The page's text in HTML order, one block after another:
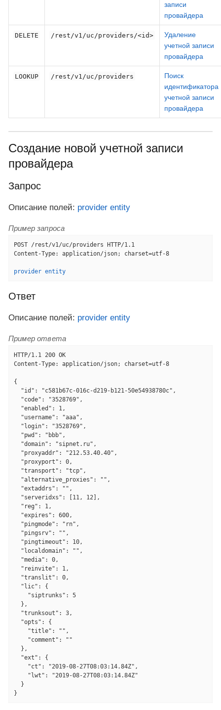
записи
провайдера
DELETE /rest/v1/uc/providers/<id>
Удаление
учетной записи
провайдера
LOOKUP /rest/v1/uc/providers
Поиск
идентификатора
учетной записи
провайдера
Создание новой учетной записи
провайдера
Запрос
Описание полей: provider entity
Пример запроса
POST /rest/v1/uc/providers HTTP/1.1
Content-Type: application/json; charset=utf-8
provider entity
Ответ
Описание полей: provider entity
Пример ответа
HTTP/1.1 200 OK
Content-Type: application/json; charset=utf-8
{
  "id": "c581b67c-016c-d219-b121-50e54938780c",
  "code": "3528769",
  "enabled": 1,
  "username": "aaa",
  "login": "3528769",
  "pwd": "bbb",
  "domain": "sipnet.ru",
  "proxyaddr": "212.53.40.40",
  "proxyport": 0,
  "transport": "tcp",
  "alternative_proxies": "",
  "extaddrs": "",
  "serveridxs": [11, 12],
  "reg": 1,
  "expires": 600,
  "pingmode": "rn",
  "pingsrv": "",
  "pingtimeout": 10,
  "localdomain": "",
  "media": 0,
  "reinvite": 1,
  "translit": 0,
  "lic": {
    "siptrunks": 5
  },
  "trunksout": 3,
  "opts": {
    "title": "",
    "comment": ""
  },
  "ext": {
    "ct": "2019-08-27T08:03:14.84Z",
    "lwt": "2019-08-27T08:03:14.84Z"
  }
}